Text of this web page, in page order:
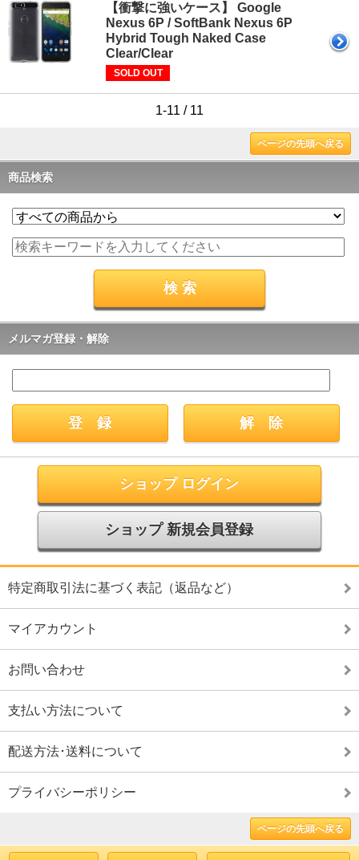
【衝撃に強いケース】 Google
Nexus 6P / SoftBank Nexus 6P
Hybrid Tough Naked Case
Clear/Clear
SOLD OUT
1-11 / 11
ページの先頭へ戻る
商品検索
メルマガ登録・解除
ショップ ログイン
ショップ 新規会員登録
特定商取引法に基づく表記（返品など）
マイアカウント
お問い合わせ
支払い方法について
配送方法･送料について
プライバシーポリシー
ページの先頭へ戻る